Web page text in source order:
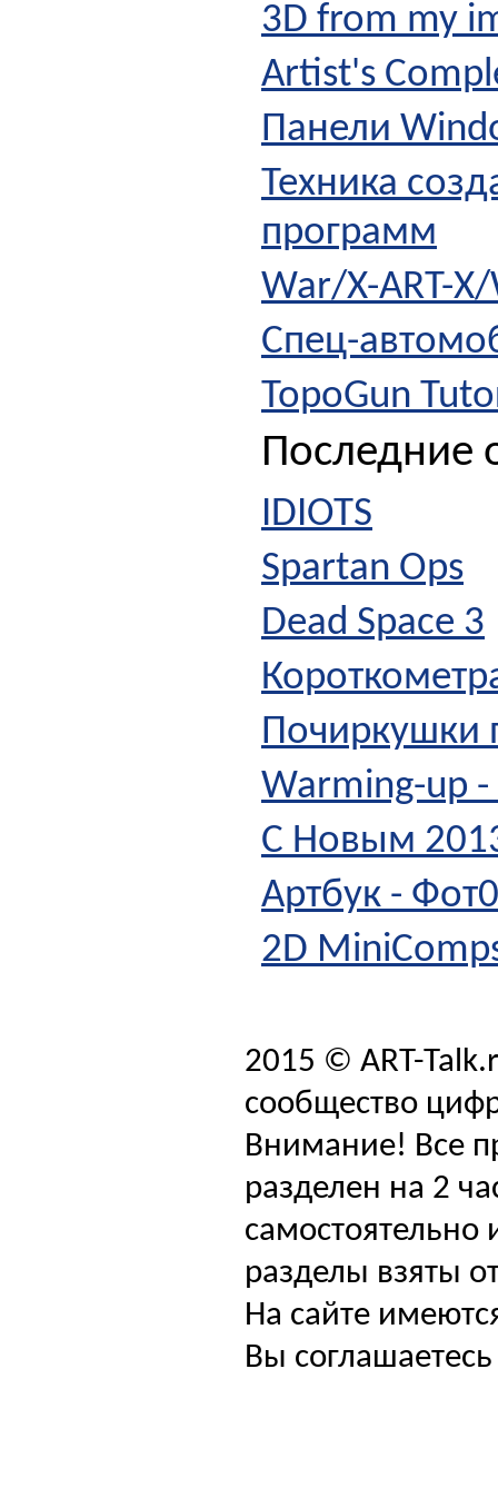
3D from my
Artist's
Панели
Техника
программ
War/X-ART-
Спец-
TopoGun
Последние
IDIOTS
Spartan Ops
Dead Space 3
Почиркушки
Warming-up
С Новым
Артбук -
2D
2015 © ART-
сообщество
Внимание! Все
разделен на 2
самостоятельно
разделы взяты
На сайте
Вы